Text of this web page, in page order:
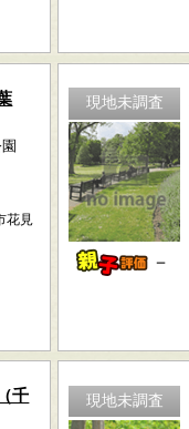
花見
現地未調査
－
千
現地未調査